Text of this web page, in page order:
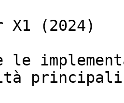
X1 (2024)
le